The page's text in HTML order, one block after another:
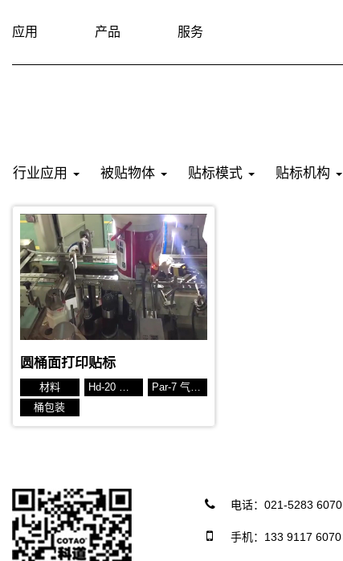
应用 产品 服务
行业应用 被贴物体 贴标模式 贴标机构
圆桶面打印贴标
材料 Hd-20 抹压式
Par-7 气动拍压-摆动抹压
桶包装
电话：021-5283 6070
手机：133 9117 6070